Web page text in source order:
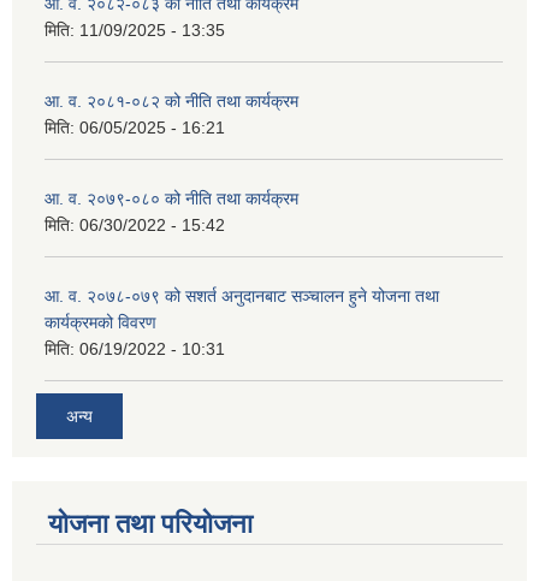
मिति: 11/09/2025 - 13:35
आ. व. २०८१-०८२ को नीति तथा कार्यक्रम
मिति: 06/05/2025 - 16:21
आ. व. २०७९-०८० को नीति तथा कार्यक्रम
मिति: 06/30/2022 - 15:42
आ. व. २०७८-०७९ को सशर्त अनुदानबाट सञ्चालन हुने योजना तथा
कार्यक्रमको विवरण
मिति: 06/19/2022 - 10:31
अन्य
योजना तथा परियोजना